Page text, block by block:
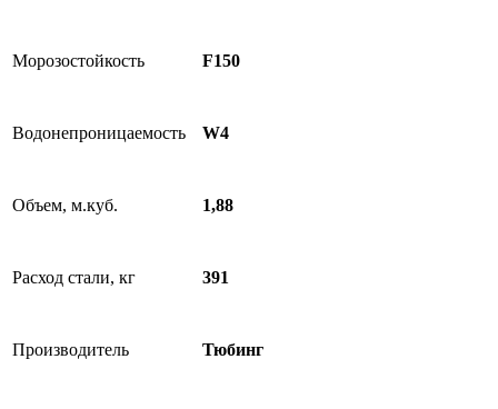
Морозостойкость F150
Водонепроницаемость W4
Объем, м.куб. 1,88
Расход стали, кг 391
Производитель Тюбинг